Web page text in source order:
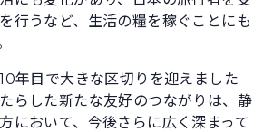
行うなど、生活の糧を稼ぐことにも
年目で大きな区切りを迎えました
らした新たな友好のつながりは、静
において、今後さらに広く深まって